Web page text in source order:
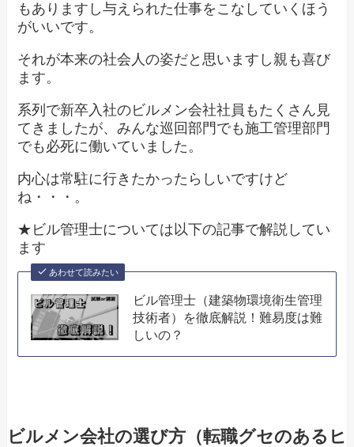
もありますし与えられた仕事をこなしていくほう
がいいです。
それが本来の社会人の姿だと思いますし親も喜び
ます。
系列で新卒入社のビルメン会社社員もたくさん見
てきましたが、みんな巡回部門でも施工管理部門
でも必死に働いていました。
内心は常駐に行きたかったらしいですけど
ね・・・。
★ビル管理士については以下の記事で解説してい
ます
あわせて読みたい
ビル管理士（建築物環境衛生管理
技術者）を徹底解説！難易度は難
しいの？
ビルメン会社の選び方（転職グセのあるヒ